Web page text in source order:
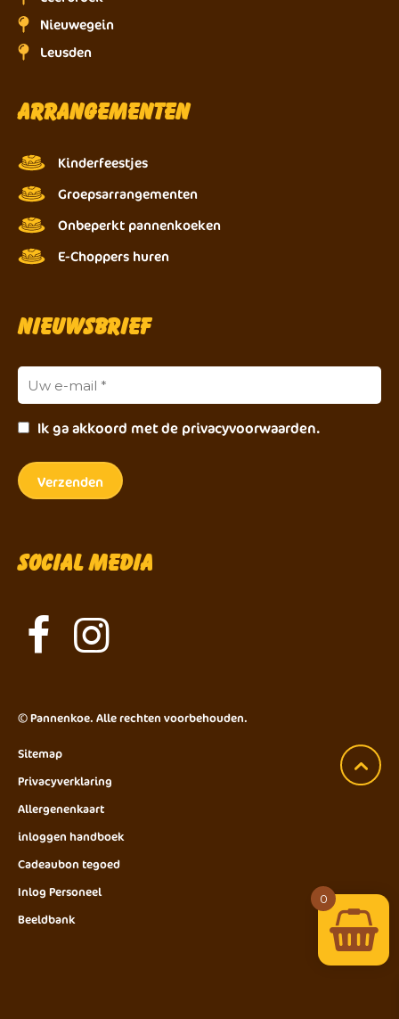
Nieuwegein
Leusden
Arrangementen
Kinderfeestjes
Groepsarrangementen
Onbeperkt pannenkoeken
E-Choppers huren
Nieuwsbrief
Ik ga akkoord met de privacyvoorwaarden.
Social Media
© Pannenkoe. Alle rechten voorbehouden.
Sitemap
Privacyverklaring
Allergenenkaart
inloggen handboek
Cadeaubon tegoed
Inlog Personeel
Beeldbank
0